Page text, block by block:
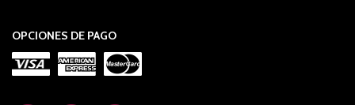
OPCIONES DE PAGO